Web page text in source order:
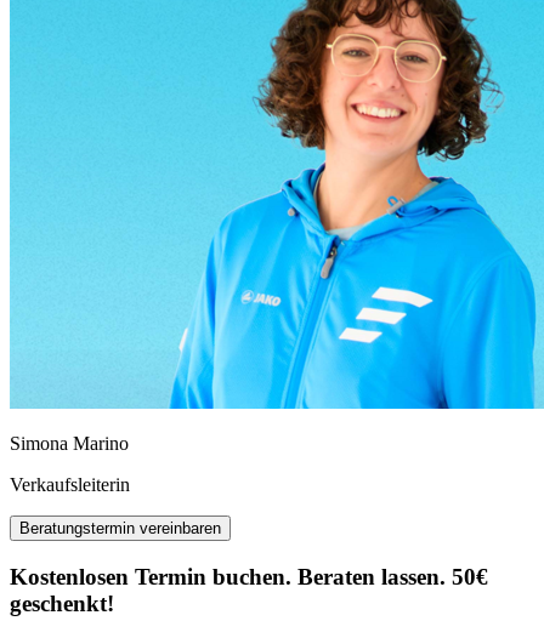
Simona Marino
Verkaufsleiterin
Beratungstermin vereinbaren
Kostenlosen Termin buchen. Beraten lassen. 50€
geschenkt!